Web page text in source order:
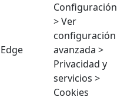
Edge
Configuración
> Ver
configuración
avanzada >
Privacidad y
servicios >
Cookies